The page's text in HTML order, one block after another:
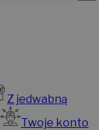
Z jedwabną
Twoje konto